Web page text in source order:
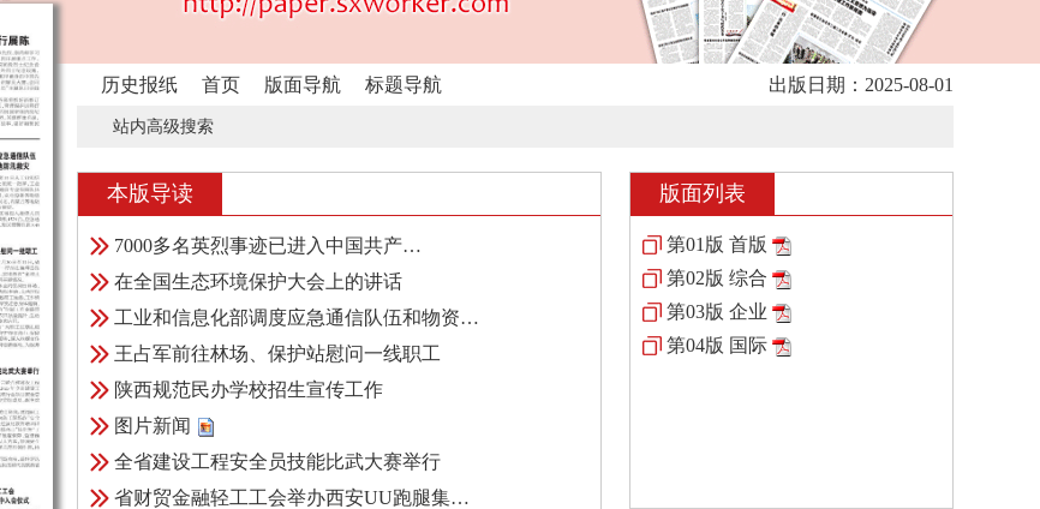
历史报纸 首页 版面导航 标题导航 出版日期：2025-08-01
站内高级搜索
本版导读
7000多名英烈事迹已进入中国共产…
在全国生态环境保护大会上的讲话
工业和信息化部调度应急通信队伍和物资…
王占军前往林场、保护站慰问一线职工
陕西规范民办学校招生宣传工作
图片新闻
全省建设工程安全员技能比武大赛举行
省财贸金融轻工工会举办西安UU跑腿集…
版面列表
第01版 首版
第02版 综合
第03版 企业
第04版 国际